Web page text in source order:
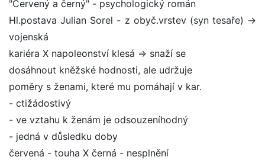
"Červený a černý" - psychologický román
Hl.postava Julian Sorel - z obyč.vrstev (syn tesaře) ->
vojenská
kariéra X napoleonství klesá => snaží se
dosáhnout kněžské hodnosti, ale udržuje
poměry s ženami, které mu pomáhají v kar.
- ctižádostivý
- ve vztahu k ženám je odsouzeníhodný
- jedná v důsledku doby
červená - touha X černá - nesplnění